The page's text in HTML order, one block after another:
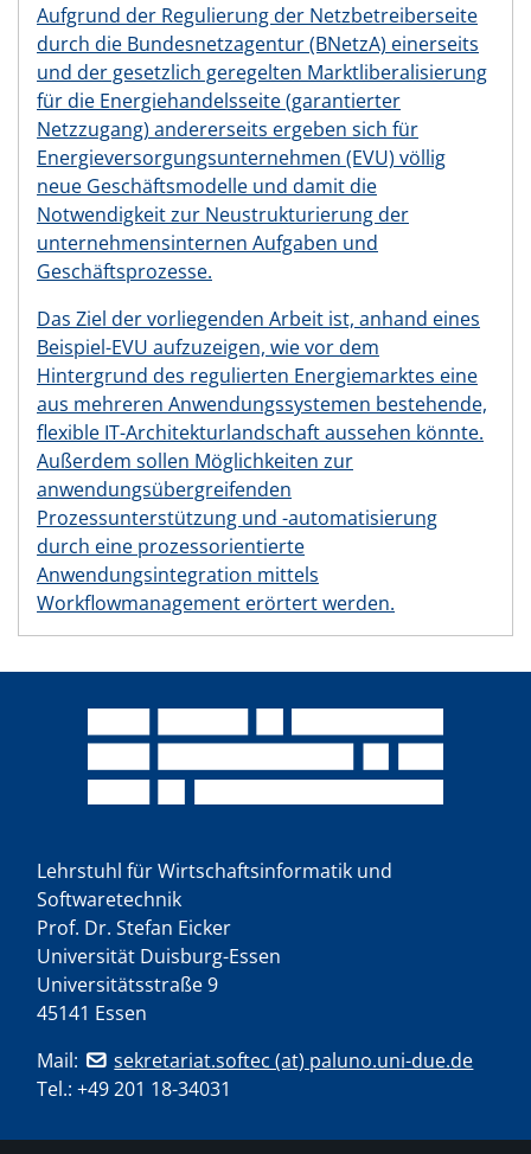
Aufgrund der Regulierung der Netzbetreiberseite
durch die Bundesnetzagentur (BNetzA) einerseits
und der gesetzlich geregelten Marktliberalisierung
für die Energiehandelsseite (garantierter
Netzzugang) andererseits ergeben sich für
Energieversorgungsunternehmen (EVU) völlig
neue Geschäftsmodelle und damit die
Notwendigkeit zur Neustrukturierung der
unternehmensinternen Aufgaben und
Geschäftsprozesse.
Das Ziel der vorliegenden Arbeit ist, anhand eines
Beispiel-EVU aufzuzeigen, wie vor dem
Hintergrund des regulierten Energiemarktes eine
aus mehreren Anwendungssystemen bestehende,
flexible IT-Architekturlandschaft aussehen könnte.
Außerdem sollen Möglichkeiten zur
anwendungsübergreifenden
Prozessunterstützung und -automatisierung
durch eine prozessorientierte
Anwendungsintegration mittels
Workflowmanagement erörtert werden.
Lehrstuhl für Wirtschaftsinformatik und
Softwaretechnik
Prof. Dr. Stefan Eicker
Universität Duisburg-Essen
Universitätsstraße 9
45141 Essen
Mail:
sekretariat.softec (at) paluno.uni-due.de
Tel.: +49 201 18-34031